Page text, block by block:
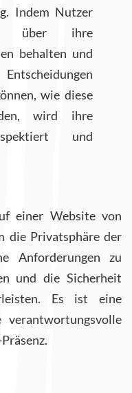
Indem Nutzer
über ihre
behalten und
wie diese
wird ihre
und
einer Website von
die Privatsphäre der
Anforderungen zu
und die Sicherheit
Es ist eine
verantwortungsvolle